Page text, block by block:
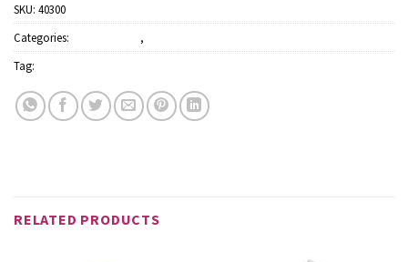
SKU: 40300
Categories:
,
Tag:
RELATED PRODUCTS